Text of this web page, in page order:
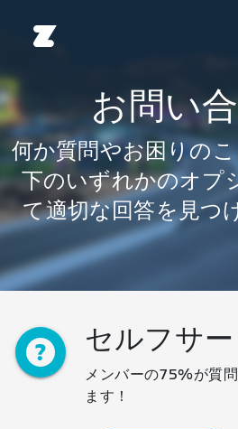
お問い
何か質問やお困りの
下のいずれかのオプ
て適切な回答を見つ
セルフサ
メンバーの75%が質
ます！